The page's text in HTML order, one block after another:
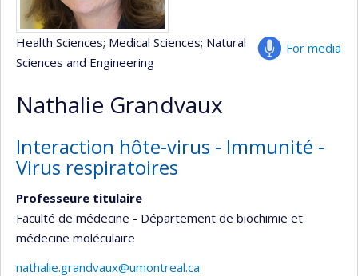
For media
Health Sciences; Medical Sciences; Natural
Sciences and Engineering
Nathalie Grandvaux
Interaction hôte-virus - Immunité -
Virus respiratoires
Professeure titulaire
Faculté de médecine - Département de biochimie et
médecine moléculaire
nathalie.grandvaux@umontreal.ca